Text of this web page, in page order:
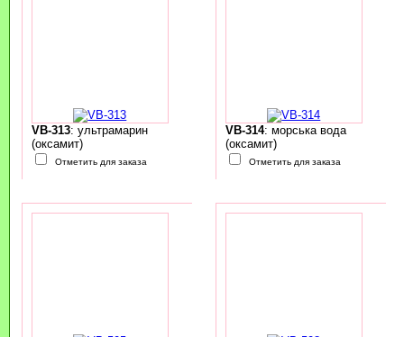
VB-313: ультрамарин
(оксамит)
Отметить для заказа
VB-314: морська вода
(оксамит)
Отметить для заказа